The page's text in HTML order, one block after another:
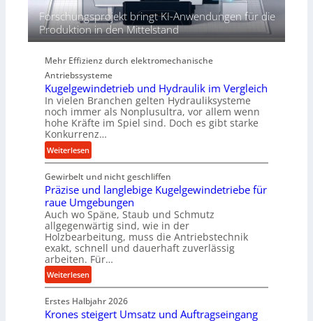
i
e
P
r
f
o
r
m
a
n
c
b
e
i
m
D
r
ü
c
k
p
r
Forschungsprojekt bringt KI-Anwendungen für die
Produktion in den Mittelstand
Mehr Effizienz durch elektromechanische
Antriebssysteme
Kugelgewindetrieb und Hydraulik im Vergleich
In vielen Branchen gelten Hydrauliksysteme
noch immer als Nonplusultra, vor allem wenn
hohe Kräfte im Spiel sind. Doch es gibt starke
Konkurrenz…
Weiterlesen:
K
u
g
e
l
g
e
w
i
n
e
Gewirbelt und nicht geschliffen
Präzise und langlebige Kugelgewindetriebe für
raue Umgebungen
Auch wo Späne, Staub und Schmutz
allgegenwärtig sind, wie in der
Holzbearbeitung, muss die Antriebstechnik
exakt, schnell und dauerhaft zuverlässig
arbeiten. Für…
Weiterlesen:
P
r
ä
Erstes Halbjahr 2026
Krones steigert Umsatz und Auftragseingang